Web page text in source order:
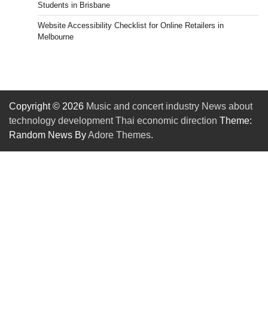
Students in Brisbane
Website Accessibility Checklist for Online Retailers in
Melbourne
Copyright © 2026 Music and concert industry News about
technology development Thai economic direction Theme:
Random News ByAdore Themes.